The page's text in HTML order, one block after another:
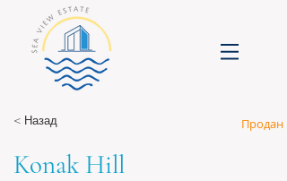
< Назад Продан
Konak Hill